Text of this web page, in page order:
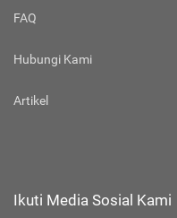
FAQ
Hubungi Kami
Artikel
Ikuti Media Sosial Kami